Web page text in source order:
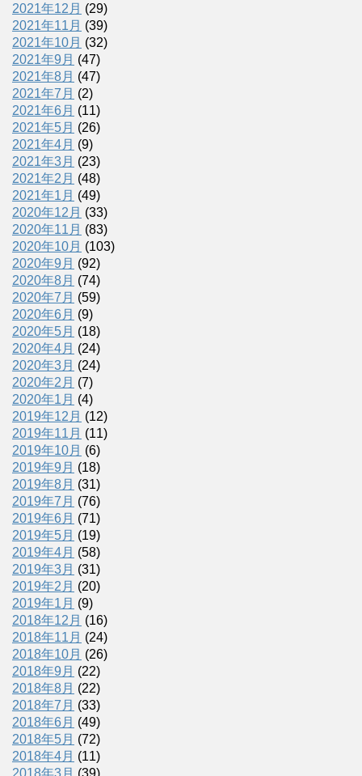
2021年12月 (29)
2021年11月 (39)
2021年10月 (32)
2021年9月 (47)
2021年8月 (47)
2021年7月 (2)
2021年6月 (11)
2021年5月 (26)
2021年4月 (9)
2021年3月 (23)
2021年2月 (48)
2021年1月 (49)
2020年12月 (33)
2020年11月 (83)
2020年10月 (103)
2020年9月 (92)
2020年8月 (74)
2020年7月 (59)
2020年6月 (9)
2020年5月 (18)
2020年4月 (24)
2020年3月 (24)
2020年2月 (7)
2020年1月 (4)
2019年12月 (12)
2019年11月 (11)
2019年10月 (6)
2019年9月 (18)
2019年8月 (31)
2019年7月 (76)
2019年6月 (71)
2019年5月 (19)
2019年4月 (58)
2019年3月 (31)
2019年2月 (20)
2019年1月 (9)
2018年12月 (16)
2018年11月 (24)
2018年10月 (26)
2018年9月 (22)
2018年8月 (22)
2018年7月 (33)
2018年6月 (49)
2018年5月 (72)
2018年4月 (11)
2018年3月 (39)